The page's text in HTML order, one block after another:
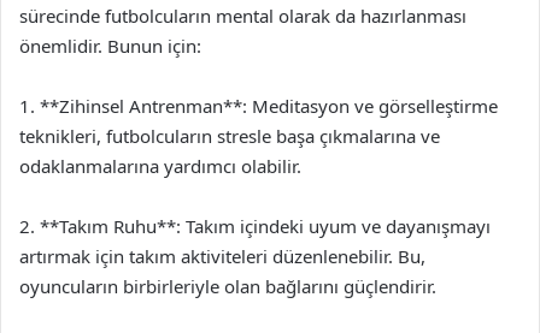
sürecinde futbolcuların mental olarak da hazırlanması
önemlidir. Bunun için:
1. **Zihinsel Antrenman**: Meditasyon ve görselleştirme
teknikleri, futbolcuların stresle başa çıkmalarına ve
odaklanmalarına yardımcı olabilir.
2. **Takım Ruhu**: Takım içindeki uyum ve dayanışmayı
artırmak için takım aktiviteleri düzenlenebilir. Bu,
oyuncuların birbirleriyle olan bağlarını güçlendirir.